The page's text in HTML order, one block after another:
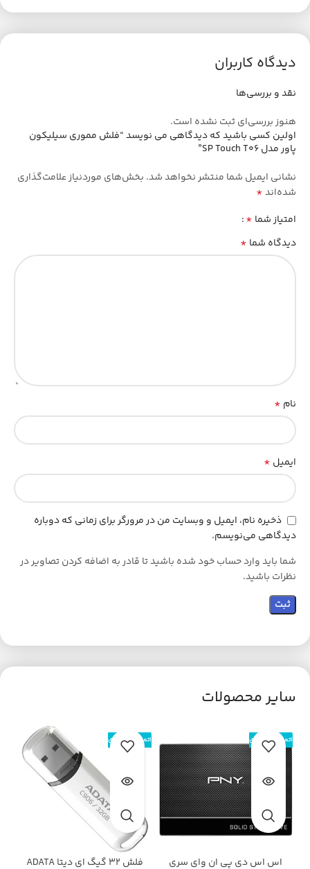
چرا فلش مموری SP Touch T06 را بخریم؟
استفاده روزمره هستید،
است. این محصول با طراحی کوچک، مقاومت بالا و کیفیت ساخت
مطلوب، گزینه‌ای ایده‌آل برای دانشجویان، کارمندان، کاربران خانگی و
افرادی است که همیشه به یک حافظه قابل حمل نیاز دارند.
دیدگاه کاربران
نقد و بررسی‌ها
هنوز بررسی‌ای ثبت نشده است.
اولین کسی باشید که دیدگاهی می نویسد “فلش مموری سیلیکون
پاور مدل SP Touch T06”
نشانی ایمیل شما منتشر نخواهد شد. بخش‌های موردنیاز علامت‌گذاری
شده‌اند*
امتیاز شما *
دیدگاه شما *
نام *
ایمیل *
ذخیره نام، ایمیل و وبسایت من در مرورگر برای زمانی که دوباره
دیدگاهی می‌نویسم.
شما باید وارد حساب خود شده باشید تا قادر به اضافه کردن تصاویر در
نظرات باشید.
سایر محصولات
اتمام موجودی
اس اس دی پی ان وای سری
اتمام موجودی
فلش ۳۲ گیگ ای دیتا ADATA